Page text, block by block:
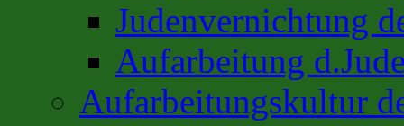
Judenvernichtung
Aufarbeitung
Aufarbeitungskultur